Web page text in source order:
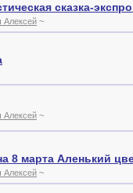
сказка-
Алексей ~
Алексей ~
8 марта Аленький
Алексей ~